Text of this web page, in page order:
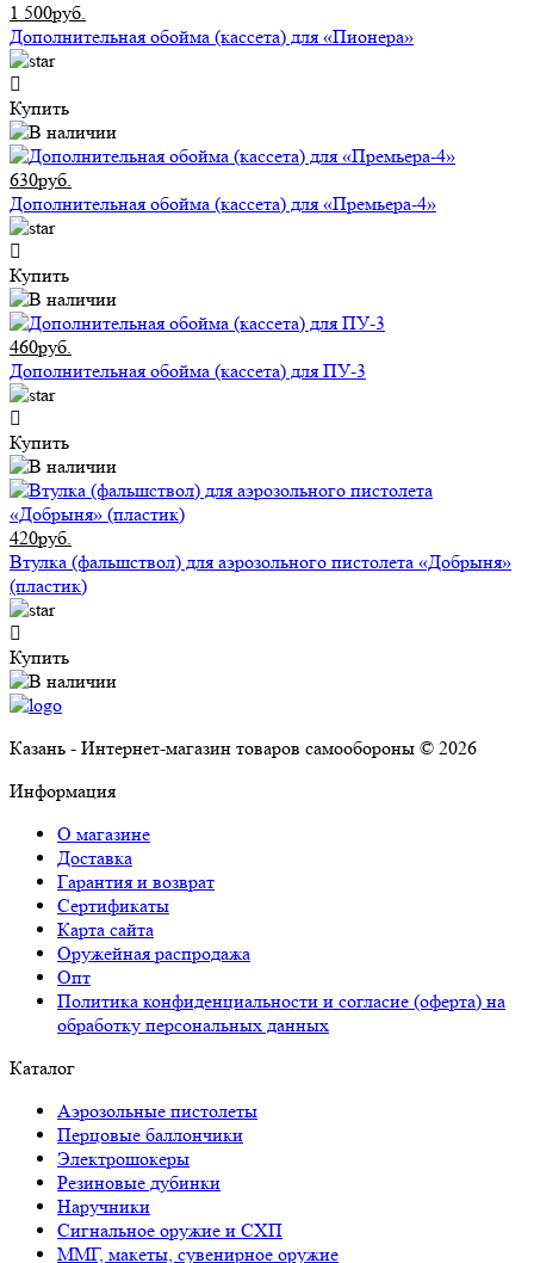
1 500руб.
Дополнительная обойма (кассета) для «Пионера»
Купить
630руб.
Дополнительная обойма (кассета) для «Премьера-4»
Купить
460руб.
Дополнительная обойма (кассета) для ПУ-3
Купить
420руб.
Втулка (фальшствол) для аэрозольного пистолета «Добрыня»
(пластик)
Купить
Казань - Интернет-магазин товаров самообороны © 2026
Информация
О магазине
Доставка
Гарантия и возврат
Сертификаты
Карта сайта
Оружейная распродажа
Опт
Политика конфиденциальности и согласие (оферта) на
обработку персональных данных
Каталог
Аэрозольные пистолеты
Перцовые баллончики
Электрошокеры
Резиновые дубинки
Наручники
Сигнальное оружие и СХП
ММГ, макеты, сувенирное оружие